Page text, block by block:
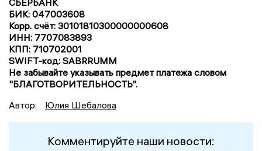
БИК: 047003608
Корр. счёт: 30101810300000000608
ИНН: 7707083893
КПП: 710702001
SWIFT-код: SABRRUMM
Не забывайте указывать предмет платежа словом
"БЛАГОТВОРИТЕЛЬНОСТЬ".
Автор:
Юлия Шебалова
Комментируйте наши новости: